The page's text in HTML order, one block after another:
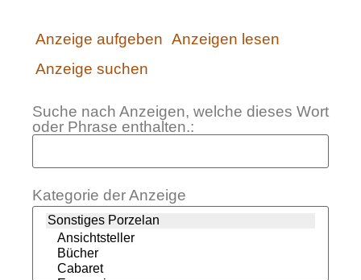
Anzeige aufgeben Anzeigen lesen
Anzeige suchen
Suche nach Anzeigen, welche dieses Wort
oder Phrase enthalten.:
Kategorie der Anzeige